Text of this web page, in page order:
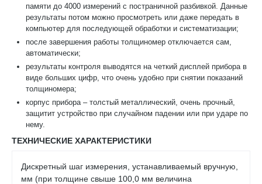
памяти до 4000 измерений с постраничной разбивкой. Данные
результаты потом можно просмотреть или даже передать в
компьютер для последующей обработки и систематизации;
после завершения работы толщиномер отключается сам,
автоматически;
результаты контроля выводятся на четкий дисплей прибора в
виде больших цифр, что очень удобно при снятии показаний
толщиномера;
корпус прибора – толстый металлический, очень прочный,
защитит устройство при случайном падении или при ударе по
нему.
ТЕХНИЧЕСКИЕ ХАРАКТЕРИСТИКИ
Дискретный шаг измерения, устанавливаемый вручную,
мм (при толщине свыше 100,0 мм величина